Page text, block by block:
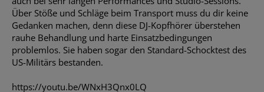
Über Stöße und Schläge beim Transport muss du dir keine
Gedanken machen, denn diese DJ-Kopfhörer überstehen
rauhe Behandlung und harte Einsatzbedingungen
problemlos. Sie haben sogar den Standard-Schocktest des
US-Militärs bestanden.
https://youtu.be/WNxH3Qnx0LQ